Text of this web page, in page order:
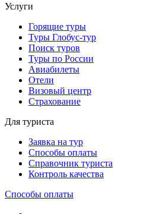
Услуги
Горящие туры
Туры Глобус-тур
Поиск туров
Туры по России
Авиабилеты
Отели
Визовый центр
Страхование
Для туриста
Заявка на тур
Способы оплаты
Справочник туриста
Контроль качества
Способы оплаты